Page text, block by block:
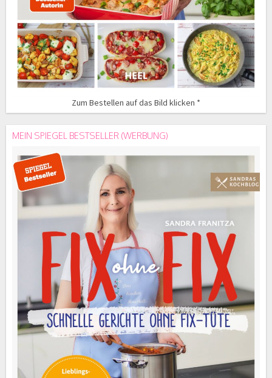
Zum Bestellen auf das Bild klicken *
MEIN SPIEGEL BESTSELLER (WERBUNG)